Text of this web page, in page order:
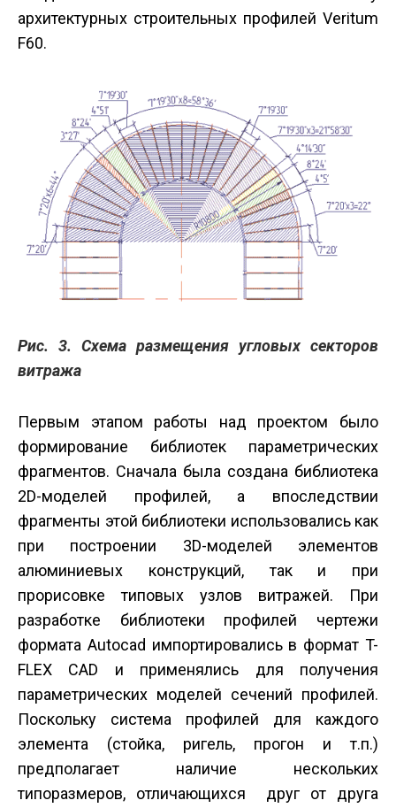
архитектурных строительных профилей Veritum
F60.
Рис. 3. Схема размещения угловых секторов
витража
Первым этапом работы над проектом было
формирование библиотек параметрических
фрагментов. Сначала была создана библиотека
2D-моделей профилей, а впоследствии
фрагменты этой библиотеки использовались как
при построении 3D-моделей элементов
алюминиевых конструкций, так и при
прорисовке типовых узлов витражей. При
разработке библиотеки профилей чертежи
формата Autocad импортировались в формат T-
FLEX CAD и применялись для получения
параметрических моделей сечений профилей.
Поскольку система профилей для каждого
элемента (стойка, ригель, прогон и т.п.)
предполагает наличие нескольких
типоразмеров, отличающихся друг от друга